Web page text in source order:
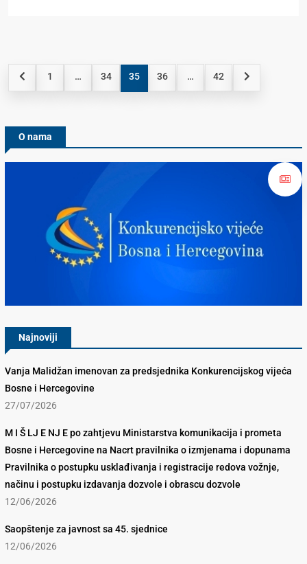
1 … 34 35 36 … 42
O nama
Najnoviji
Vanja Malidžan imenovan za predsjednika Konkurencijskog vijeća
Bosne i Hercegovine
27/07/2026
M I Š LJ E NJ E po zahtjevu Ministarstva komunikacija i prometa
Bosne i Hercegovine na Nacrt pravilnika o izmjenama i dopunama
Pravilnika o postupku usklađivanja i registracije redova vožnje,
načinu i postupku izdavanja dozvole i obrascu dozvole
12/06/2026
Saopštenje za javnost sa 45. sjednice
12/06/2026